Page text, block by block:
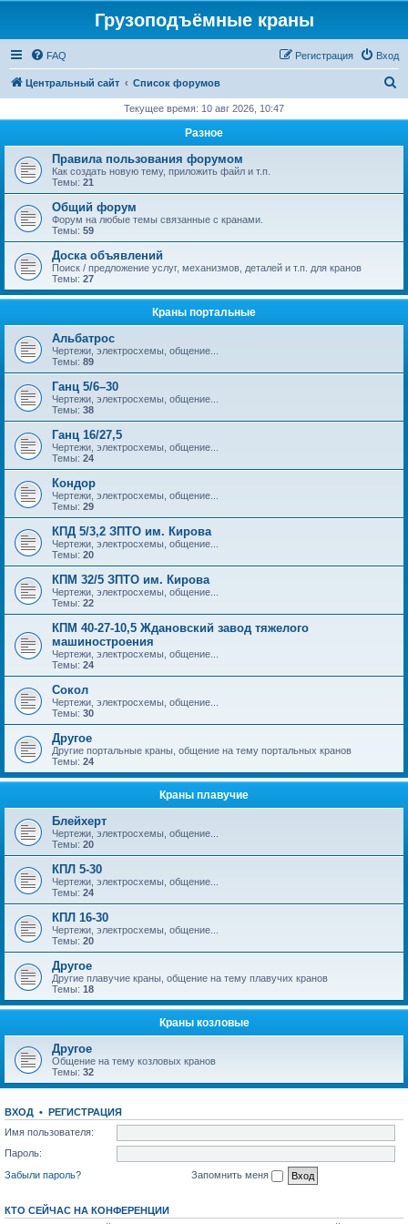
Грузоподъёмные краны
FAQ Вход
Регистрация
Центральный сайт Список форумов
с
Текущее время: 10 авг 2026, 10:47
Разное
Правила пользования форумом
Как создать новую тему, приложить файл и т.п.
Темы: 21
Общий форум
Форум на любые темы связанные с кранами.
Темы: 59
Доска объявлений
Поиск / предложение услуг, механизмов, деталей и т.п. для кранов
Темы: 27
Краны портальные
Альбатрос
Чертежи, электросхемы, общение...
Темы: 89
Ганц 5/6–30
Чертежи, электросхемы, общение...
Темы: 38
Ганц 16/27,5
Чертежи, электросхемы, общение...
Темы: 24
Кондор
Чертежи, электросхемы, общение...
Темы: 29
КПД 5/3,2 ЗПТО им. Кирова
Чертежи, электросхемы, общение...
Темы: 20
КПМ 32/5 ЗПТО им. Кирова
Чертежи, электросхемы, общение...
Темы: 22
КПМ 40-27-10,5 Ждановский завод тяжелого
машиностроения
Чертежи, электросхемы, общение...
Темы: 24
Сокол
Чертежи, электросхемы, общение...
Темы: 30
Другое
Другие портальные краны, общение на тему портальных кранов
Темы: 24
Краны плавучие
Блейхерт
Чертежи, электросхемы, общение...
Темы: 20
КПЛ 5-30
Чертежи, электросхемы, общение...
Темы: 24
КПЛ 16-30
Чертежи, электросхемы, общение...
Темы: 20
Другое
Другие плавучие краны, общение на тему плавучих кранов
Темы: 18
Краны козловые
Другое
Общение на тему козловых кранов
Темы: 32
ВХОД • РЕГИСТРАЦИЯ
Имя пользователя:
Пароль:
Забыли пароль?
Запомнить меня
КТО СЕЙЧАС НА КОНФЕРЕНЦИИ